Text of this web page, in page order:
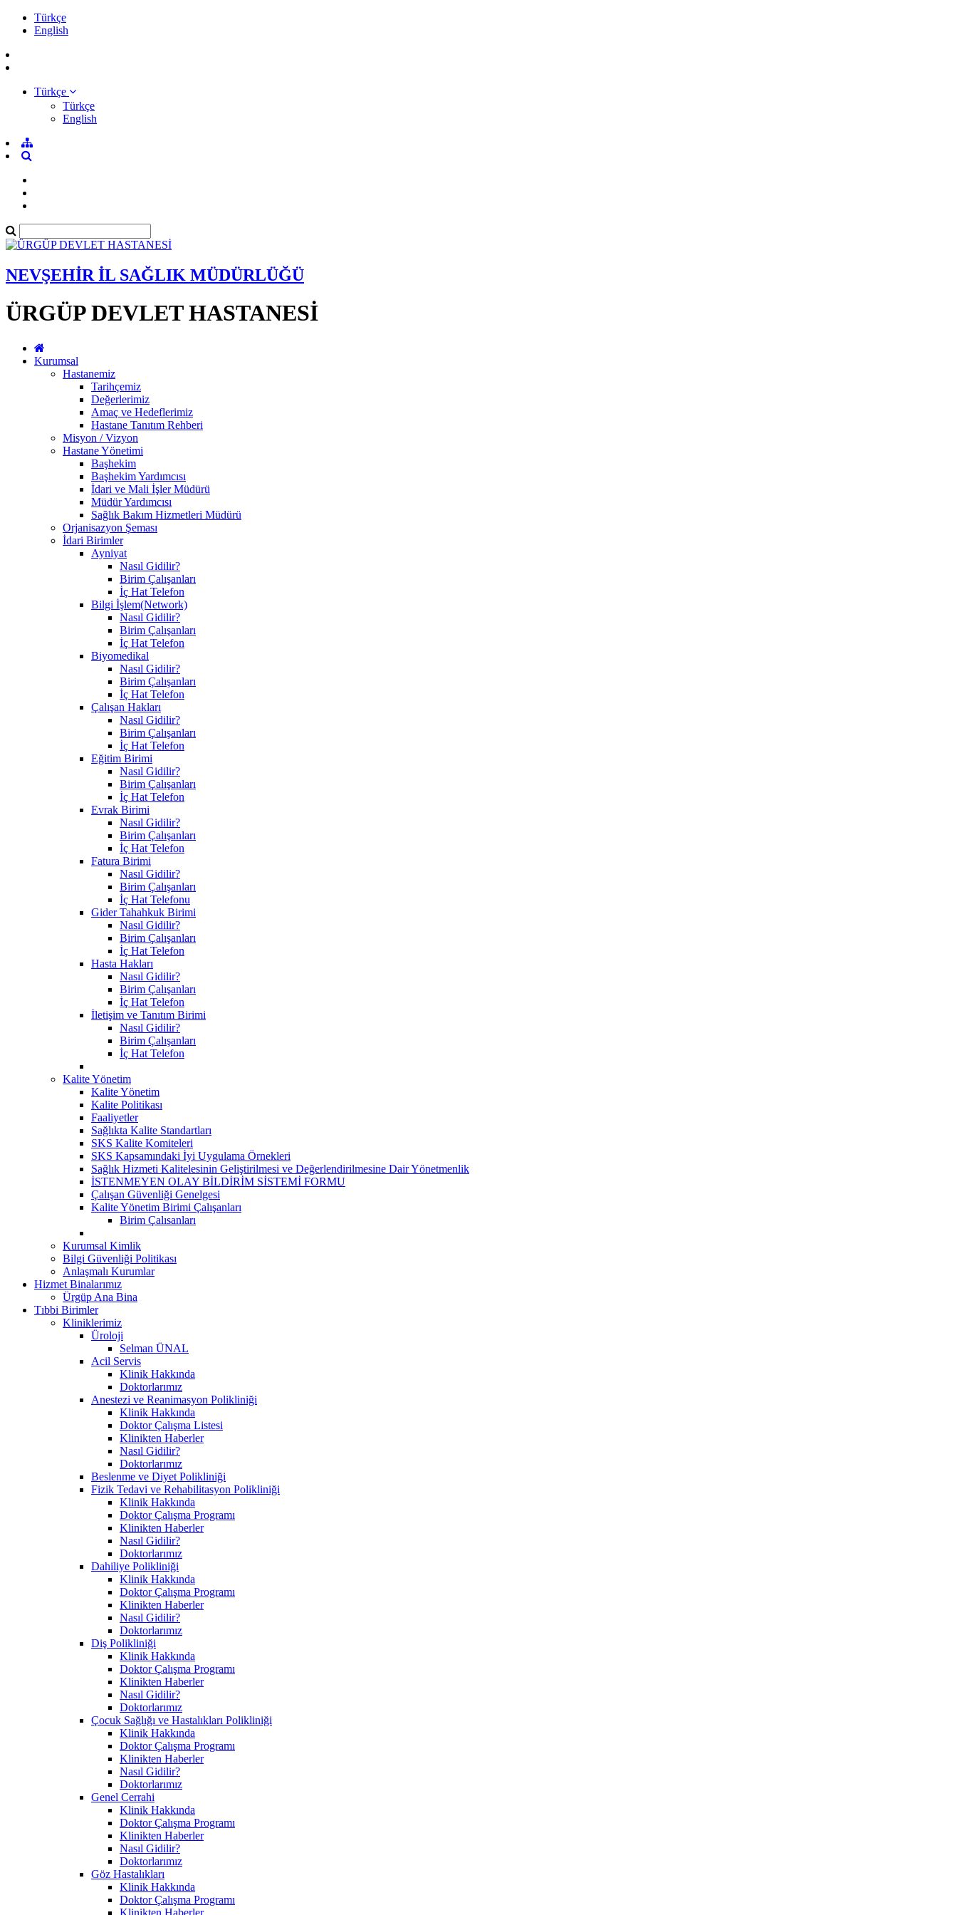
Türkçe
English
Türkçe
Türkçe
English
NEVŞEHİR İL SAĞLIK MÜDÜRLÜĞÜ
ÜRGÜP DEVLET HASTANESİ
Kurumsal
Hastanemiz
Tarihçemiz
Değerlerimiz
Amaç ve Hedeflerimiz
Hastane Tanıtım Rehberi
Misyon / Vizyon
Hastane Yönetimi
Başhekim
Başhekim Yardımcısı
İdari ve Mali İşler Müdürü
Müdür Yardımcısı
Sağlık Bakım Hizmetleri Müdürü
Orjanisazyon Şeması
İdari Birimler
Ayniyat
Nasıl Gidilir?
Birim Çalışanları
İç Hat Telefon
Bilgi İşlem(Network)
Nasıl Gidilir?
Birim Çalışanları
İç Hat Telefon
Biyomedikal
Nasıl Gidilir?
Birim Çalışanları
İç Hat Telefon
Çalışan Hakları
Nasıl Gidilir?
Birim Çalışanları
İç Hat Telefon
Eğitim Birimi
Nasıl Gidilir?
Birim Çalışanları
İç Hat Telefon
Evrak Birimi
Nasıl Gidilir?
Birim Çalışanları
İç Hat Telefon
Fatura Birimi
Nasıl Gidilir?
Birim Çalışanları
İç Hat Telefonu
Gider Tahahkuk Birimi
Nasıl Gidilir?
Birim Çalışanları
İç Hat Telefon
Hasta Hakları
Nasıl Gidilir?
Birim Çalışanları
İç Hat Telefon
İletişim ve Tanıtım Birimi
Nasıl Gidilir?
Birim Çalışanları
İç Hat Telefon
Kalite Yönetim
Kalite Yönetim
Kalite Politikası
Faaliyetler
Sağlıkta Kalite Standartları
SKS Kalite Komiteleri
SKS Kapsamındaki İyi Uygulama Örnekleri
Sağlık Hizmeti Kalitelesinin Geliştirilmesi ve Değerlendirilmesine Dair Yönetmenlik
İSTENMEYEN OLAY BİLDİRİM SİSTEMİ FORMU
Çalışan Güvenliği Genelgesi
Kalite Yönetim Birimi Çalışanları
Birim Çalısanları
Kurumsal Kimlik
Bilgi Güvenliği Politikası
Anlaşmalı Kurumlar
Hizmet Binalarımız
Ürgüp Ana Bina
Tıbbi Birimler
Kliniklerimiz
Üroloji
Selman ÜNAL
Acil Servis
Klinik Hakkında
Doktorlarımız
Anestezi ve Reanimasyon Polikliniği
Klinik Hakkında
Doktor Çalışma Listesi
Klinikten Haberler
Nasıl Gidilir?
Doktorlarımız
Beslenme ve Diyet Polikliniği
Fizik Tedavi ve Rehabilitasyon Polikliniği
Klinik Hakkında
Doktor Çalışma Programı
Klinikten Haberler
Nasıl Gidilir?
Doktorlarımız
Dahiliye Polikliniği
Klinik Hakkında
Doktor Çalışma Programı
Klinikten Haberler
Nasıl Gidilir?
Doktorlarımız
Diş Polikliniği
Klinik Hakkında
Doktor Çalışma Programı
Klinikten Haberler
Nasıl Gidilir?
Doktorlarımız
Çocuk Sağlığı ve Hastalıkları Polikliniği
Klinik Hakkında
Doktor Çalışma Programı
Klinikten Haberler
Nasıl Gidilir?
Doktorlarımız
Genel Cerrahi
Klinik Hakkında
Doktor Çalışma Programı
Klinikten Haberler
Nasıl Gidilir?
Doktorlarımız
Göz Hastalıkları
Klinik Hakkında
Doktor Çalışma Programı
Klinikten Haberler